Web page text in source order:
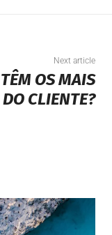
Next article
OS MAIS
CLIENTE?